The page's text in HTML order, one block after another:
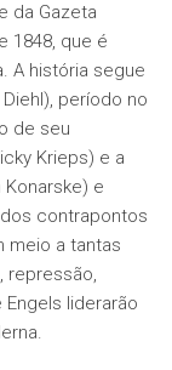
da Gazeta
1848, que é
A história segue
período no
de seu
Krieps) e a
e
contrapontos
meio a tantas
repressão,
liderarão